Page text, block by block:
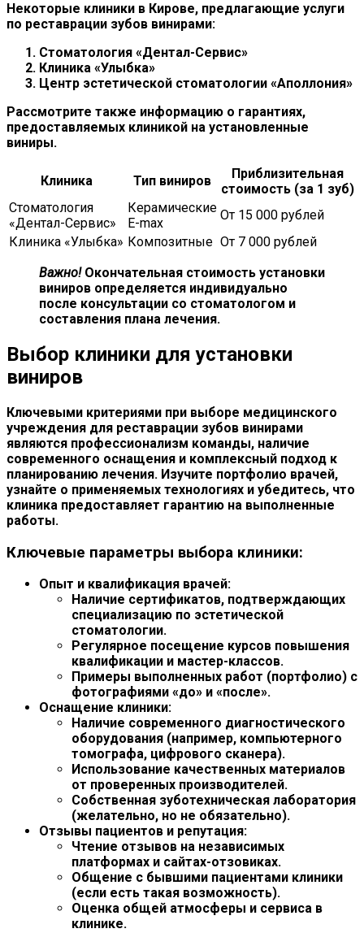
Некоторые клиники в Кирове, предлагающие услуги
по реставрации зубов винирами:
Стоматология «Дентал-Сервис»
Клиника «Улыбка»
Центр эстетической стоматологии «Аполлония»
Рассмотрите также информацию о гарантиях,
предоставляемых клиникой на установленные
виниры.
Клиника Тип виниров
Приблизительная
стоимость (за 1 зуб)
Стоматология
«Дентал-Сервис»
Керамические
E-max
От 15 000 рублей
Клиника «Улыбка» Композитные От 7 000 рублей
Важно!Окончательная стоимость установки
виниров определяется индивидуально
после консультации со стоматологом и
составления плана лечения.
Выбор клиники для установки
виниров
Ключевыми критериями при выборе медицинского
учреждения для реставрации зубов винирами
являются профессионализм команды, наличие
современного оснащения и комплексный подход к
планированию лечения. Изучите портфолио врачей,
узнайте о применяемых технологиях и убедитесь, что
клиника предоставляет гарантию на выполненные
работы.
Ключевые параметры выбора клиники:
Опыт и квалификация врачей:
Наличие сертификатов, подтверждающих
специализацию по эстетической
стоматологии.
Регулярное посещение курсов повышения
квалификации и мастер-классов.
Примеры выполненных работ (портфолио) с
фотографиями «до» и «после».
Оснащение клиники:
Наличие современного диагностического
оборудования (например, компьютерного
томографа, цифрового сканера).
Использование качественных материалов
от проверенных производителей.
Собственная зуботехническая лаборатория
(желательно, но не обязательно).
Отзывы пациентов и репутация:
Чтение отзывов на независимых
платформах и сайтах-отзовиках.
Общение с бывшими пациентами клиники
(если есть такая возможность).
Оценка общей атмосферы и сервиса в
клинике.